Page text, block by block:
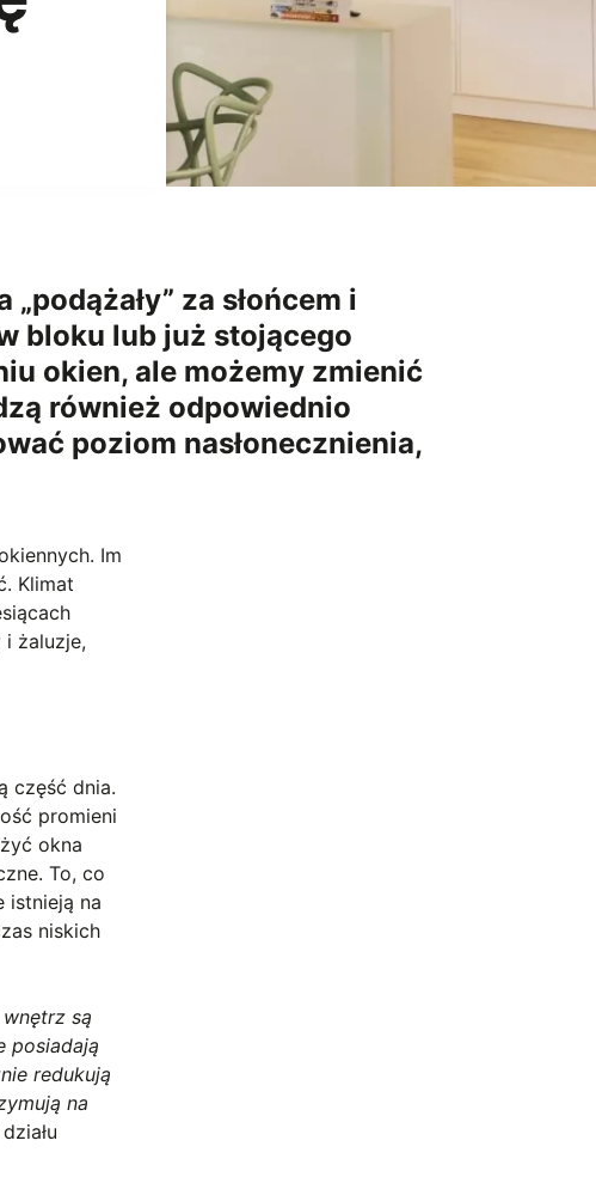
za słońcem i
bloku lub już stojącego
okien, ale możemy zmienić
również odpowiednio
poziom nasłonecznienia,
Im
Klimat
żaluzje,
część dnia.
promieni
okna
To, co
istnieją na
niskich
wnętrz są
posiadają
redukują
na